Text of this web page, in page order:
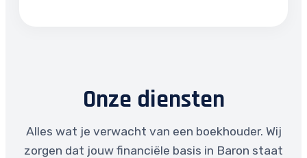
Onze diensten
Alles wat je verwacht van een boekhouder. Wij
zorgen dat jouw financiële basis in Baron staat